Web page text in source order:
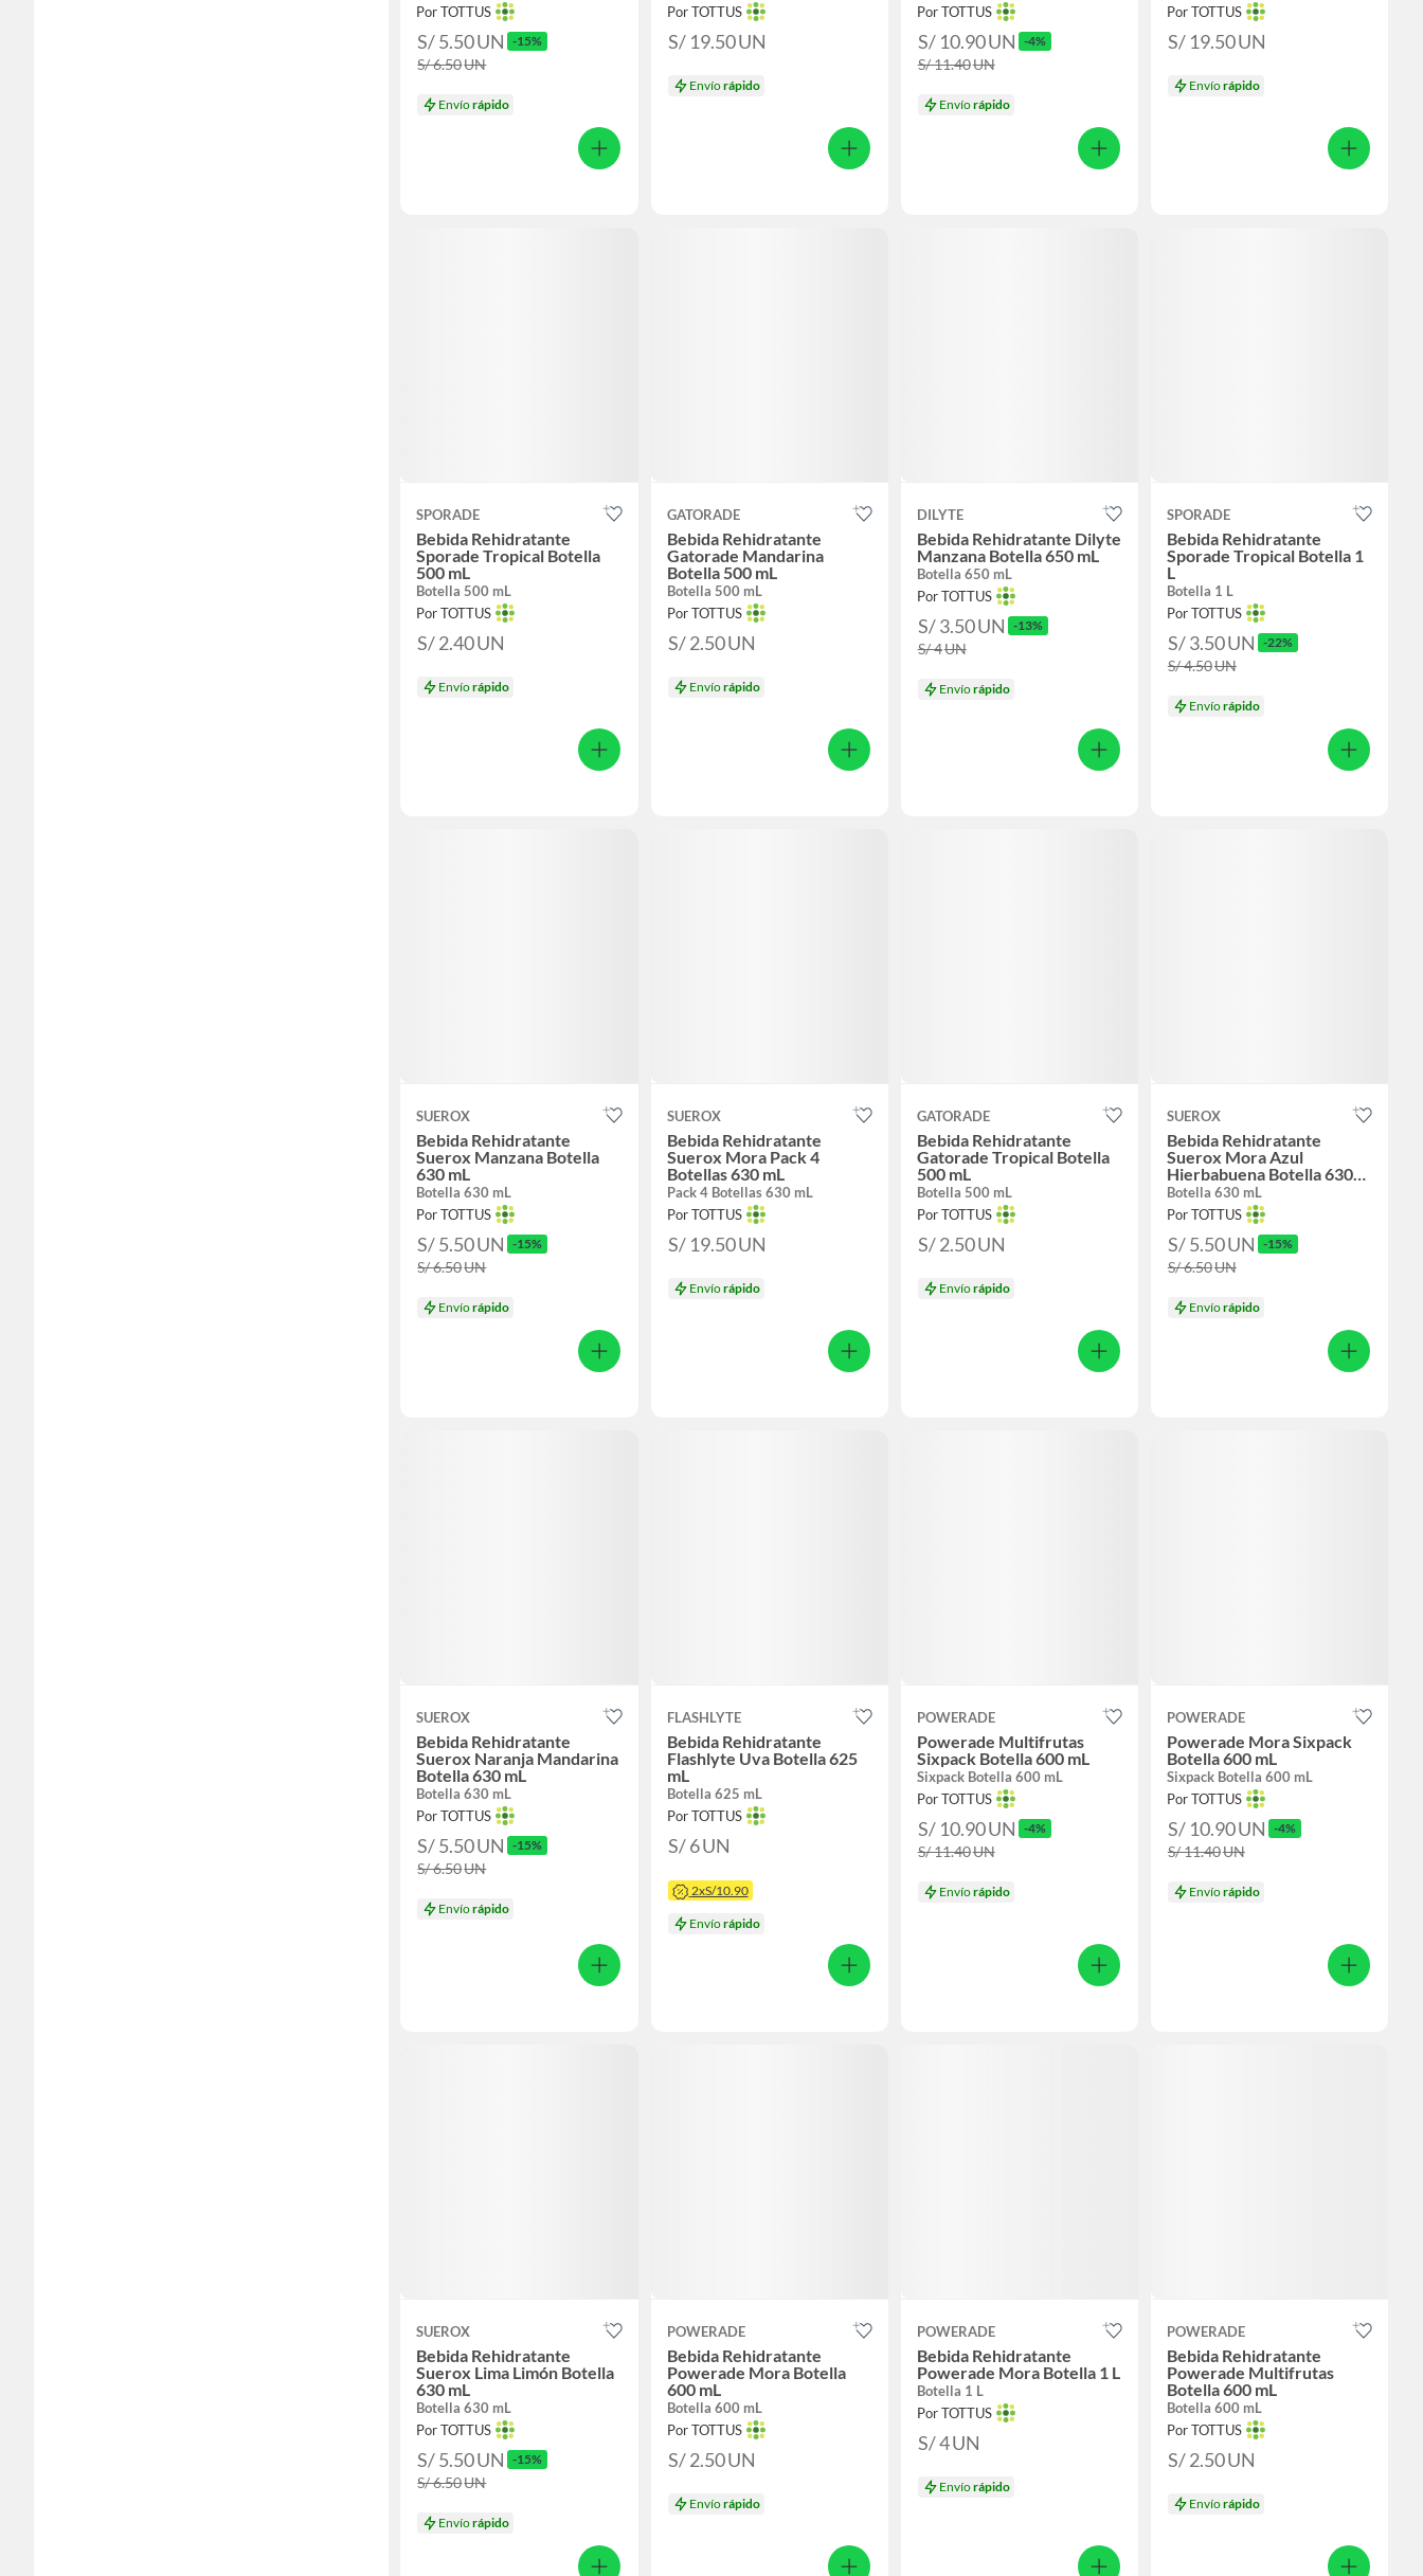
Por TOTTUS
S/ 5.50UN -15%
S/ 6.50UN
Envíorápido
Por TOTTUS
S/ 19.50UN
Envíorápido
Por TOTTUS
S/ 10.90UN -4%
S/ 11.40UN
Envíorápido
Por TOTTUS
S/ 19.50UN
Envíorápido
SPORADE
Bebida Rehidratante
Sporade Tropical Botella
500 mL
Botella 500 mL
Por TOTTUS
S/ 2.40UN
Envíorápido
GATORADE
Bebida Rehidratante
Gatorade Mandarina
Botella 500 mL
Botella 500 mL
Por TOTTUS
S/ 2.50UN
Envíorápido
DILYTE
Bebida Rehidratante Dilyte
Manzana Botella 650 mL
Botella 650 mL
Por TOTTUS
S/ 3.50UN -13%
S/ 4UN
Envíorápido
SPORADE
Bebida Rehidratante
Sporade Tropical Botella 1
L
Botella 1 L
Por TOTTUS
S/ 3.50UN -22%
S/ 4.50UN
Envíorápido
SUEROX
Bebida Rehidratante
Suerox Manzana Botella
630 mL
Botella 630 mL
Por TOTTUS
S/ 5.50UN -15%
S/ 6.50UN
Envíorápido
SUEROX
Bebida Rehidratante
Suerox Mora Pack 4
Botellas 630 mL
Pack 4 Botellas 630 mL
Por TOTTUS
S/ 19.50UN
Envíorápido
GATORADE
Bebida Rehidratante
Gatorade Tropical Botella
500 mL
Botella 500 mL
Por TOTTUS
S/ 2.50UN
Envíorápido
SUEROX
Bebida Rehidratante
Suerox Mora Azul
Hierbabuena Botella 630
mL
Botella 630 mL
Por TOTTUS
S/ 5.50UN -15%
S/ 6.50UN
Envíorápido
SUEROX
Bebida Rehidratante
Suerox Naranja Mandarina
Botella 630 mL
Botella 630 mL
Por TOTTUS
S/ 5.50UN -15%
S/ 6.50UN
Envíorápido
FLASHLYTE
Bebida Rehidratante
Flashlyte Uva Botella 625
mL
Botella 625 mL
Por TOTTUS
S/ 6UN
2xS/10.90
Envíorápido
POWERADE
Powerade Multifrutas
Sixpack Botella 600 mL
Sixpack Botella 600 mL
Por TOTTUS
S/ 10.90UN -4%
S/ 11.40UN
Envíorápido
POWERADE
Powerade Mora Sixpack
Botella 600 mL
Sixpack Botella 600 mL
Por TOTTUS
S/ 10.90UN -4%
S/ 11.40UN
Envíorápido
SUEROX
Bebida Rehidratante
Suerox Lima Limón Botella
630 mL
Botella 630 mL
Por TOTTUS
S/ 5.50UN -15%
S/ 6.50UN
Envíorápido
POWERADE
Bebida Rehidratante
Powerade Mora Botella
600 mL
Botella 600 mL
Por TOTTUS
S/ 2.50UN
Envíorápido
POWERADE
Bebida Rehidratante
Powerade Mora Botella 1 L
Botella 1 L
Por TOTTUS
S/ 4UN
Envíorápido
POWERADE
Bebida Rehidratante
Powerade Multifrutas
Botella 600 mL
Botella 600 mL
Por TOTTUS
S/ 2.50UN
Envíorápido